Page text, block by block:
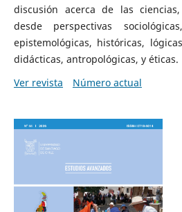
discusión acerca de las
desde perspectivas
epistemológicas, históricas,
didácticas, antropológicas, y éticas.
Ver revista
Número actual